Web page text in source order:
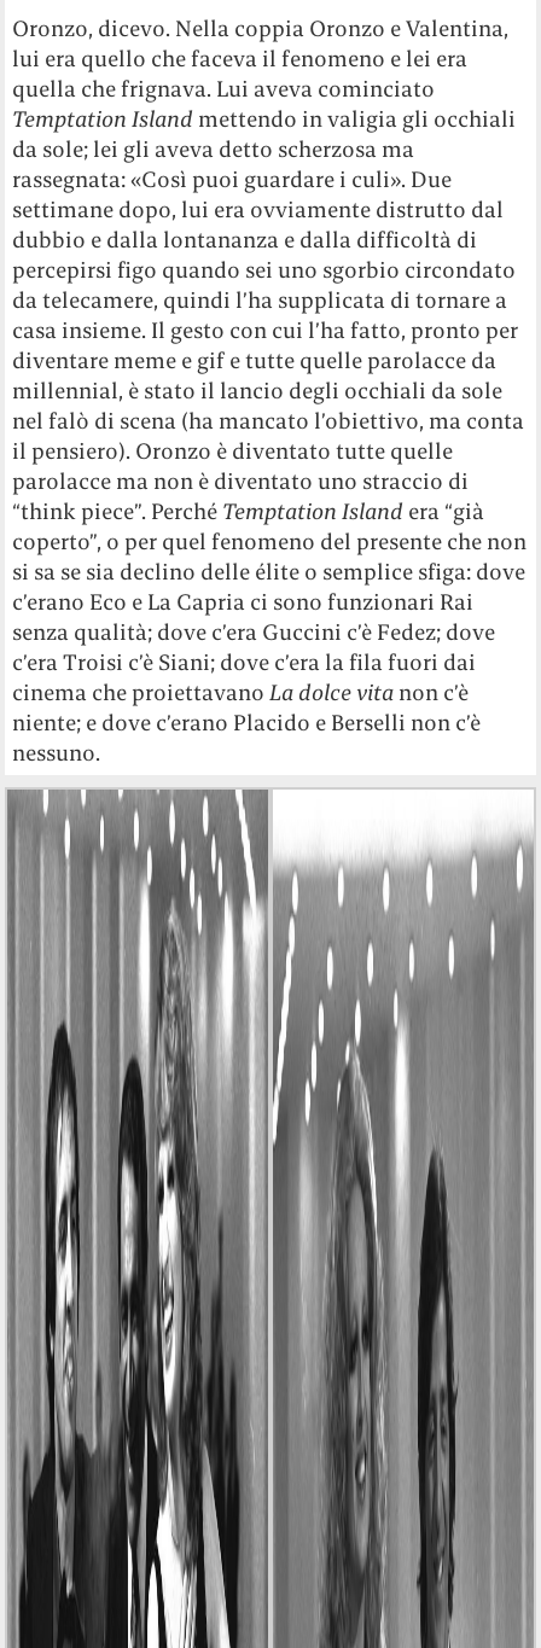
Oronzo, dicevo. Nella coppia Oronzo e Valentina,
lui era quello che faceva il fenomeno e lei era
quella che frignava. Lui aveva cominciato
Temptation Island mettendo in valigia gli occhiali
da sole; lei gli aveva detto scherzosa ma
rassegnata: «Così puoi guardare i culi». Due
settimane dopo, lui era ovviamente distrutto dal
dubbio e dalla lontananza e dalla difficoltà di
percepirsi figo quando sei uno sgorbio circondato
da telecamere, quindi l’ha supplicata di tornare a
casa insieme. Il gesto con cui l’ha fatto, pronto per
diventare meme e gif e tutte quelle parolacce da
millennial, è stato il lancio degli occhiali da sole
nel falò di scena (ha mancato l’obiettivo, ma conta
il pensiero). Oronzo è diventato tutte quelle
parolacce ma non è diventato uno straccio di
“think piece”. Perché Temptation Island era “già
coperto”, o per quel fenomeno del presente che non
si sa se sia declino delle élite o semplice sfiga: dove
c’erano Eco e La Capria ci sono funzionari Rai
senza qualità; dove c’era Guccini c’è Fedez; dove
c’era Troisi c’è Siani; dove c’era la fila fuori dai
cinema che proiettavanoLa dolce vita non c’è
niente; e dove c’erano Placido e Berselli non c’è
nessuno.